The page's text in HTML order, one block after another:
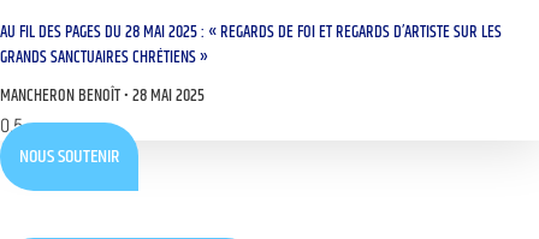
AU FIL DES PAGES DU 28 MAI 2025 : « REGARDS DE FOI ET REGARDS D’ARTISTE SUR LES
GRANDS SANCTUAIRES CHRÉTIENS »
MANCHERON BENOÎT 28 MAI 2025
NOUS SOUTENIR